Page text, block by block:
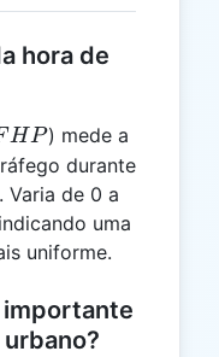
hora de
HP) mede a
durante
Varia de 0 a
uma
uniforme.
importante